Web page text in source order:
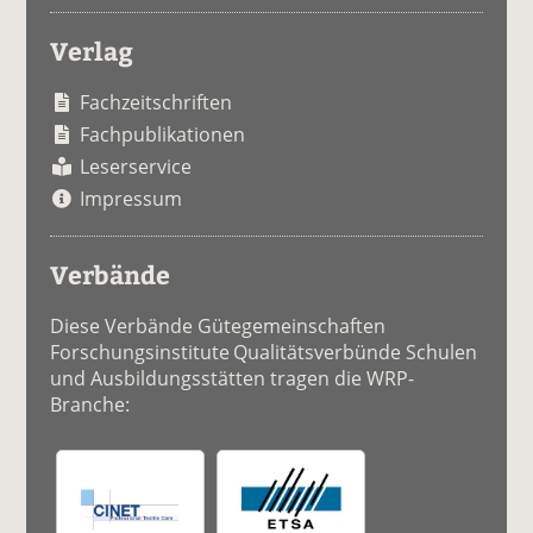
Verlag
Fachzeitschriften
Fachpublikationen
Leserservice
Impressum
Verbände
Diese Verbände Gütegemeinschaften
Forschungsinstitute Qualitätsverbünde Schulen
und Ausbildungsstätten tragen die WRP-
Branche: